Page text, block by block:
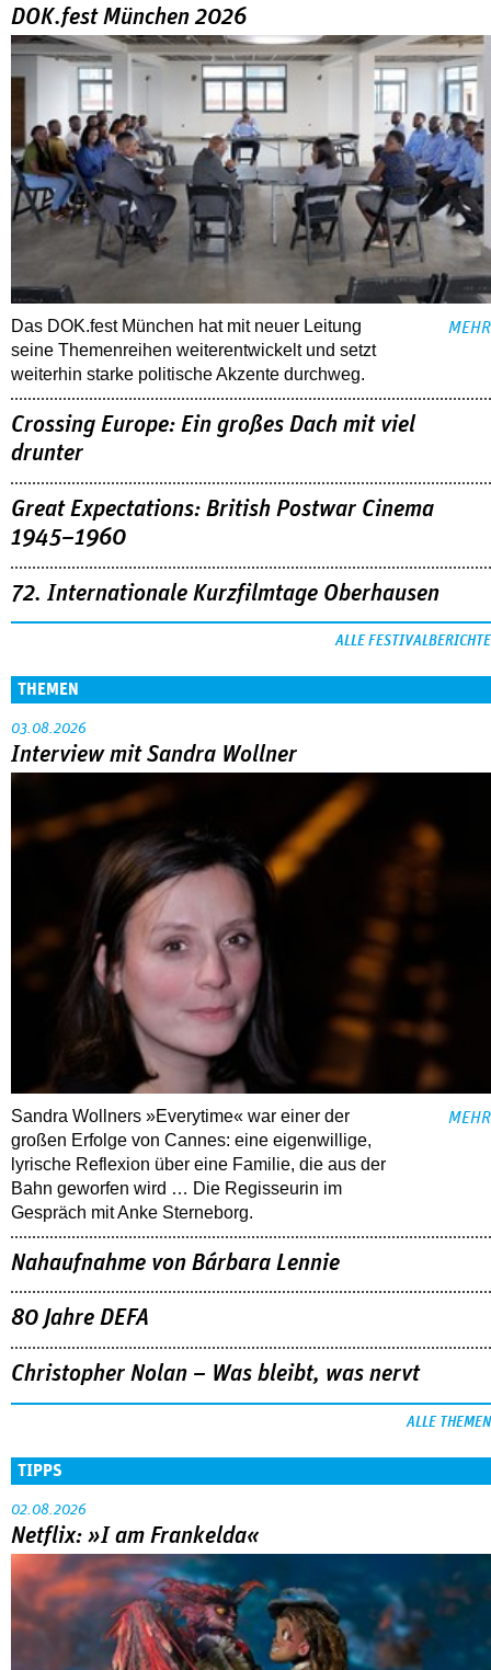
DOK.fest München 2026
Das DOK.fest München hat mit neuer Leitung
seine Themenreihen weiterentwickelt und setzt
weiterhin starke politische Akzente durchweg.
MEHR
Crossing Europe: Ein großes Dach mit viel
drunter
Great Expectations: British Postwar Cinema
1945–1960
72. Internationale Kurzfilmtage Oberhausen
ALLE FESTIVALBERICHTE
THEMEN
03.08.2026
Interview mit Sandra Wollner
Sandra Wollners »Everytime« war einer der
großen Erfolge von Cannes: eine eigenwillige,
lyrische Reflexion über eine ­Familie, die aus der
Bahn geworfen wird … Die Regisseurin im
Gespräch mit Anke Sterneborg.
MEHR
Nahaufnahme von Bárbara Lennie
80 Jahre DEFA
Christopher Nolan – Was bleibt, was nervt
ALLE THEMEN
TIPPS
02.08.2026
Netflix: »I am Frankelda«